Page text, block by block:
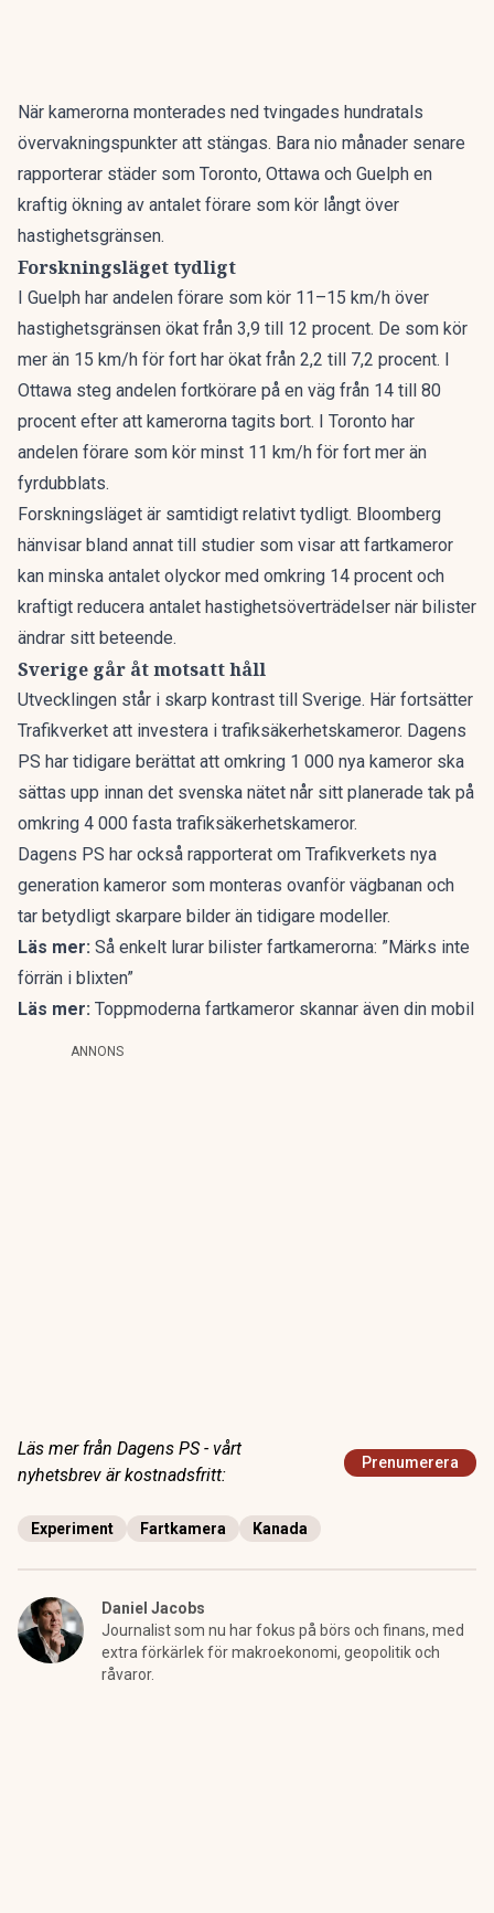
När kamerorna monterades ned tvingades hundratals
övervakningspunkter att stängas. Bara nio månader senare
rapporterar städer som Toronto, Ottawa och Guelph en
kraftig ökning av antalet förare som kör långt över
hastighetsgränsen.
Forskningsläget tydligt
I Guelph har andelen förare som kör 11–15 km/h över
hastighetsgränsen ökat från 3,9 till 12 procent. De som kör
mer än 15 km/h för fort har ökat från 2,2 till 7,2 procent. I
Ottawa steg andelen fortkörare på en väg från 14 till 80
procent efter att kamerorna tagits bort. I Toronto har
andelen förare som kör minst 11 km/h för fort mer än
fyrdubblats.
Forskningsläget är samtidigt relativt tydligt. Bloomberg
hänvisar bland annat till studier som visar att fartkameror
kan minska antalet olyckor med omkring 14 procent och
kraftigt reducera antalet hastighetsöverträdelser när bilister
ändrar sitt beteende.
Sverige går åt motsatt håll
Utvecklingen står i skarp kontrast till Sverige. Här fortsätter
Trafikverket att investera i trafiksäkerhetskameror. Dagens
PS har tidigare berättat att omkring 1 000 nya kameror ska
sättas upp innan det svenska nätet når sitt planerade tak på
omkring 4 000 fasta trafiksäkerhetskameror.
Dagens PS har också rapporterat om Trafikverkets nya
generation kameror som monteras ovanför vägbanan och
tar betydligt skarpare bilder än tidigare modeller.
Läs mer: Så enkelt lurar bilister fartkamerorna: ”Märks inte
förrän i blixten”
Läs mer: Toppmoderna fartkameror skannar även din mobil
ANNONS
Läs mer från Dagens PS - vårt
nyhetsbrev är kostnadsfritt:
Prenumerera
Experiment Fartkamera Kanada
Daniel Jacobs
Journalist som nu har fokus på börs och finans, med
extra förkärlek för makroekonomi, geopolitik och
råvaror.